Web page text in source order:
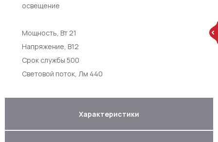
освещение
Мощность, Вт 21
Напряжение, В12
Срок службы 500
Световой поток, Лм 440
Характеристики